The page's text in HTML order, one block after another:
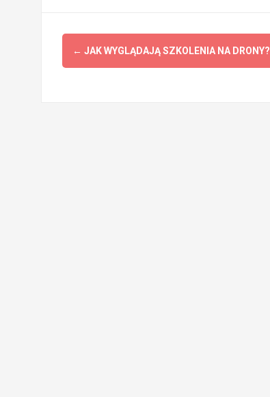
Zobacz
wpisy
← JAK WYGLĄDAJĄ SZKOLENIA NA DRONY?